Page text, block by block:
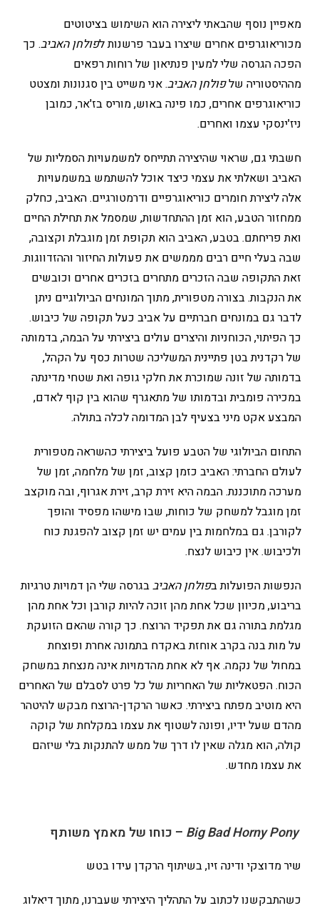
מאפיין נוסף שהבאתי ליצירה הוא השימוש בציטוטים
מכוריאוגרפים אחרים שיצרו בעבר פרשנות לפולחן האביב. כך
הפכה הגרסה שלי למעין פנתיאון של רוחות רפאים
מההיסטוריה שלפולחן האביב. אני משייט בין סגנונות ומצטט
כוריאוגרפים אחרים, כמו פינה באוש, מוריס בז'אר, כמובן
ניז'ינסקי עצמו ואחרים.
חשבתי גם, שראוי שהיצירה תתייחס למשמעויות הסמליות של
האביב ושאלתי את עצמי כיצד אוכל להשתמש במשמעויות
אלה ליצירת חומרים כוריאוגרפיים ודרמטורגיים. האביב, כחלק
ממחזור הטבע, הוא זמן ההתחדשות, שמסמל את תחילת החיים
ואת פריחתם. בטבע, האביב הוא תקופת זמן מוגבלת וקצובה,
שבה בעלי חיים רבים מממשים את פעולות החיזור וההזדווגות.
זאת התקופה שבה הזכרים מתחרים בזכרים אחרים וכובשים
את הנקבות. בצורה מטפורית, מתוך המונחים הביולוגיים ניתן
לדבר גם במונחים חברתיים על אביב כעל תקופה של כיבוש.
כך הפיתוי, הכוחניות והיצרים עולים ביצירתי על הבמה, בדמותה
של רקדנית בטן פתיינית המשליכה שטרות כסף על הקהל,
בדמותה של זונה שמוכרת את חלקי גופה ואת שטחי מדינתה
במכירה פומבית ובדמותו של מתאגרף שהוא בין קוף לאדם,
המבצע אקט מיני בצעיף לבן המדומה לכלה בתולה.
התחום הביולוגי של הטבע פועל ביצירתי כהשראה מטפורית
לעולם החברתי: האביב כזמן קצוב, זמן של מלחמה, זמן של
מערכה מתוכננת. הבמה היא זירת קרב, זירת אגרוף, ובה מוקצב
זמן מוגבל למשחק של כוחות, שבו מישהו מפסיד והופך
לקורבן. גם במלחמות בין עמים יש זמן קצוב להפגנת כוח
ולכיבוש. אין כיבוש לנצח.
הנפשות הפועלות בפולחן האביבבגרסה שלי הן דמויות טרגיות
בריבוע, מכיוון שכל אחת מהן זוכה להיות קורבן וכל אחת מהן
מגלמת בתורה גם את תפקיד הרוצח. כך קורה שהאם הזועקת
על מות בנה בקרב אוחזת באקדח בתמונה אחרת ופוצחת
במחול של נקמה. אף לא אחת מהדמויות אינה מנצחת במשחק
הכוח. הפטאליות של האחריות של כל פרט לסבלם של האחרים
היא מוטיב מפתח ביצירתי. כאשר הרקדן-הרוצח מבקש להיטהר
מהדם שעל ידיו, ופונה לשטוף את עצמו במקלחת של קוקה
קולה, הוא מגלה שאין לו דרך של ממש להתנקות בלי שיזהם
את עצמו מחדש.
Big Bad Horny Pony – כוחו של מאמץ משותף
שיר מדוצקי ודינה זיו, בשיתוף הרקדן עידו בטש
כשהתבקשנו לכתוב על התהליך היצירתי שעברנו, מתוך דיאלוג